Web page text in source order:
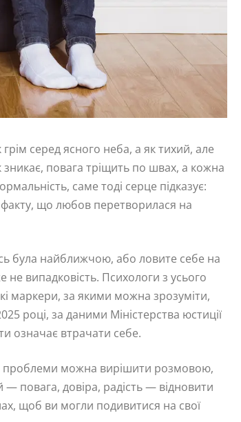
серед ясного неба, а як тихий, але
повага тріщить по швах, а кожна
саме тоді серце підказує:
що любов перетворилася на
була найближчою, або ловите себе на
випадковість. Психологи з усього
маркери, за якими можна зрозуміти,
році, за даними Міністерства юстиції
означає втрачати себе.
проблеми можна вирішити розмовою,
повага, довіра, радість — відновити
щоб ви могли подивитися на свої